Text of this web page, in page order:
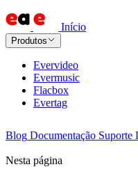
Início
Produtos
Evervideo
Evermusic
Flacbox
Evertag
Blog Documentação Suporte
Nesta página